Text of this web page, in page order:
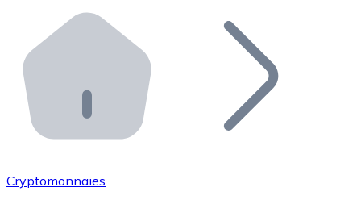
Distributeurs automatiques Bitnovo
Intégrez un ATM Bitnovo dans votre entreprise et
API Bitnovo
Intégrez notre API dans votre écosystème.
Rejoignez notre réseau de distributeurs et
Cryptomonnaies